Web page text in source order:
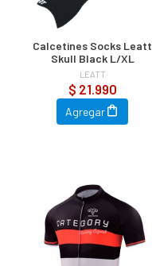
Calcetines Socks Leatt
Skull Black L/XL
LEATT
$ 21.990
Agregar